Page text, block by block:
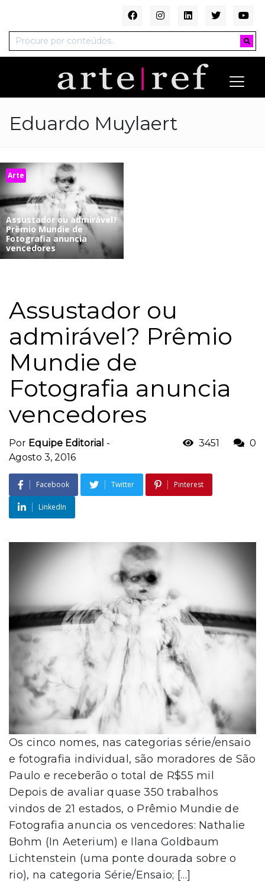
Eduardo Muylaert
Arte
Assustador ou admirável?
Prêmio Mundie de
Fotografia anuncia
vencedores
Assustador ou
admirável? Prêmio
Mundie de
Fotografia anuncia
vencedores
Por Equipe Editorial -
Agosto 3, 2016
3451 0
Facebook Twitter Pinterest
LinkedIn
Os cinco nomes, nas categorias série/ensaio
e fotografia individual, são moradores de São
Paulo e receberão o total de R$55 mil
Depois de avaliar quase 350 trabalhos
vindos de 21 estados, o Prêmio Mundie de
Fotografia anuncia os vencedores: Nathalie
Bohm (In Aeterium) e Ilana Goldbaum
Lichtenstein (uma ponte dourada sobre o
rio), na categoria Série/Ensaio; […]